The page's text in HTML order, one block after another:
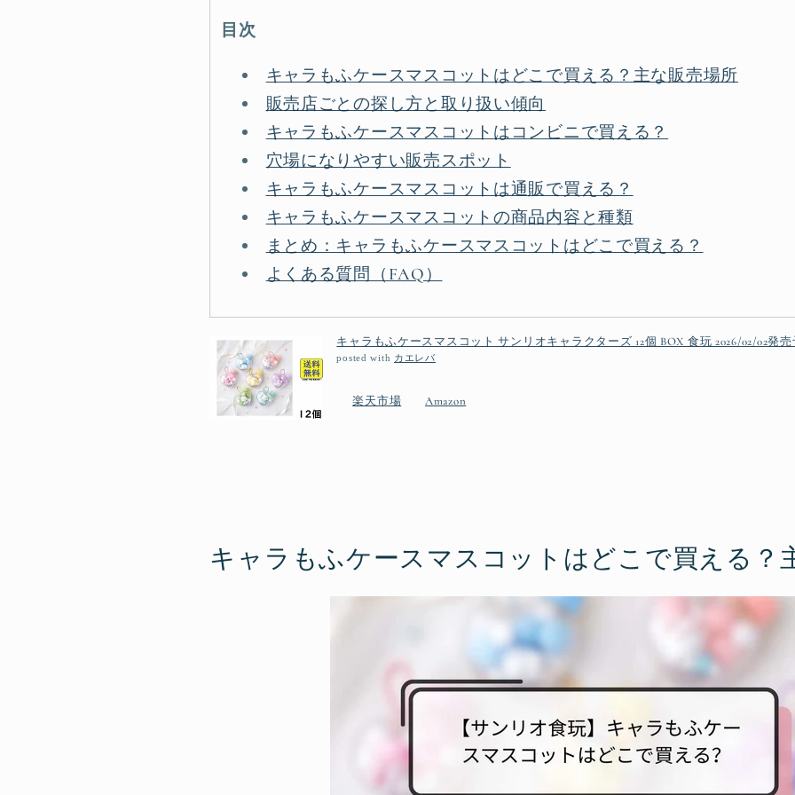
目次
キャラもふケースマスコットはどこで買える？主な販売場所
販売店ごとの探し方と取り扱い傾向
キャラもふケースマスコットはコンビニで買える？
穴場になりやすい販売スポット
キャラもふケースマスコットは通販で買える？
キャラもふケースマスコットの商品内容と種類
まとめ：キャラもふケースマスコットはどこで買える？
よくある質問（FAQ）
キャラもふケースマスコット サンリオキャラクターズ 12個 BOX 食玩 2026/02/02発
posted with カエレバ
楽天市場 Amazon
キャラもふケースマスコットはどこで買える？